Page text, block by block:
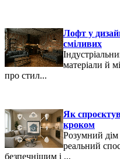
Лофт у
сміливих
матеріали й
про стил...
Як
кроком
Розумний
реальний
безпечнішим і ...